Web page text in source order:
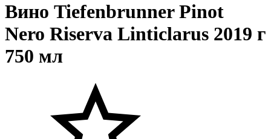
Вино Tiefenbrunner Pinot
Nero Riserva Linticlarus 2019 г
750 мл